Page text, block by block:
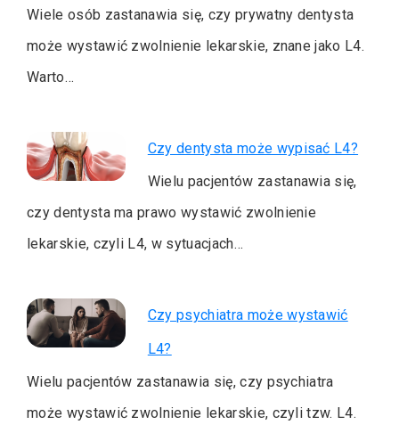
Wiele osób zastanawia się, czy prywatny dentysta
może wystawić zwolnienie lekarskie, znane jako L4.
Warto…
Czy dentysta może wypisać L4?
Wielu pacjentów zastanawia się,
czy dentysta ma prawo wystawić zwolnienie
lekarskie, czyli L4, w sytuacjach…
Czy psychiatra może wystawić
L4?
Wielu pacjentów zastanawia się, czy psychiatra
może wystawić zwolnienie lekarskie, czyli tzw. L4.